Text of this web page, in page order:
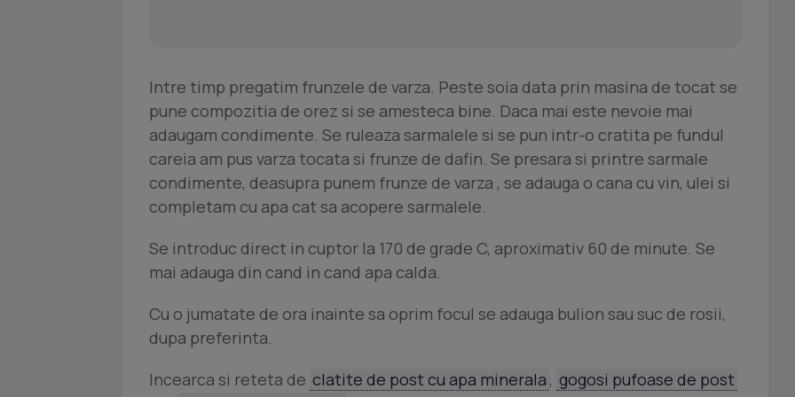
Intre timp pregatim frunzele de varza. Peste soia data prin masina de tocat se
pune compozitia de orez si se amesteca bine. Daca mai este nevoie mai
adaugam condimente. Se ruleaza sarmalele si se pun intr-o cratita pe fundul
careia am pus varza tocata si frunze de dafin. Se presara si printre sarmale
condimente, deasupra punem frunze de varza , se adauga o cana cu vin, ulei si
completam cu apa cat sa acopere sarmalele.
Se introduc direct in cuptor la 170 de grade C, aproximativ 60 de minute. Se
mai adauga din cand in cand apa calda.
Cu o jumatate de ora inainte sa oprim focul se adauga bulion sau suc de rosii,
dupa preferinta.
Incearca si reteta de clatite de post cu apa minerala , gogosi pufoase de post